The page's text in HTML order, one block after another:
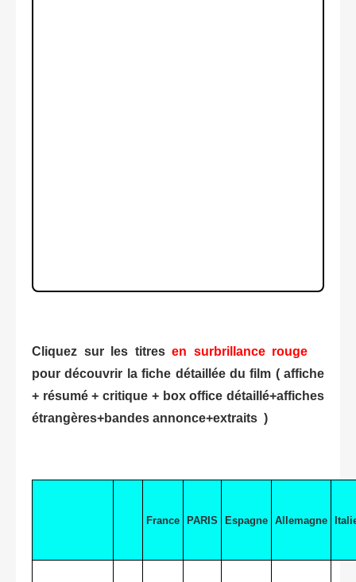
Cliquez sur les titres en surbrillance rouge
pour découvrir la fiche détaillée du film ( affiche
+ résumé + critique + box office détaillé+affiches
étrangères+bandes annonce+extraits )
France PARIS Espagne Allemagne